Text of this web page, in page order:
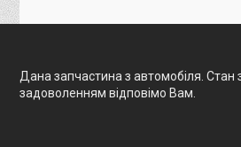
Дана запчастина з автомобіля. Стан
задоволенням відповімо Вам.